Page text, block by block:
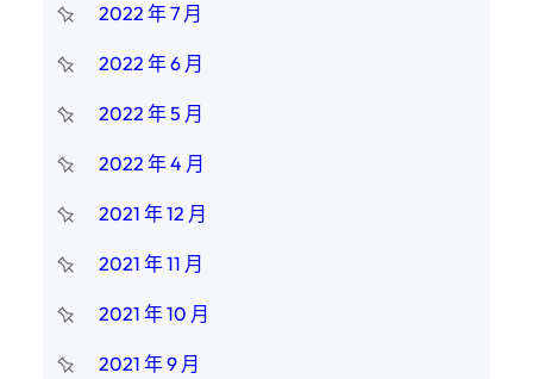
2022 年 7 月
2022 年 6 月
2022 年 5 月
2022 年 4 月
2021 年 12 月
2021 年 11 月
2021 年 10 月
2021 年 9 月